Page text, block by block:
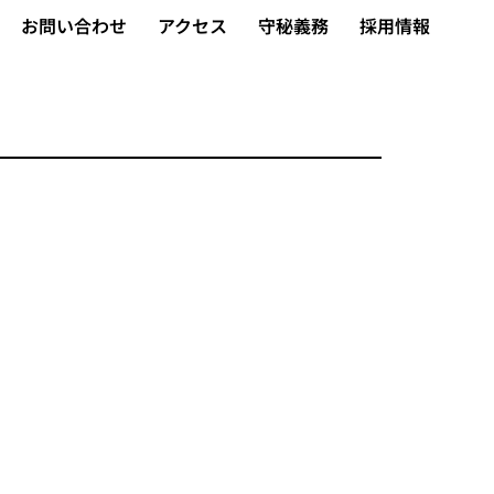
お問い合わせ アクセス 守秘義務 採用情報